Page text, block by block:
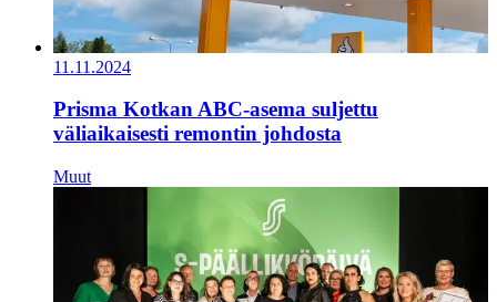
11.11.2024
Prisma Kotkan ABC-asema suljettu
väliaikaisesti remontin johdosta
Muut